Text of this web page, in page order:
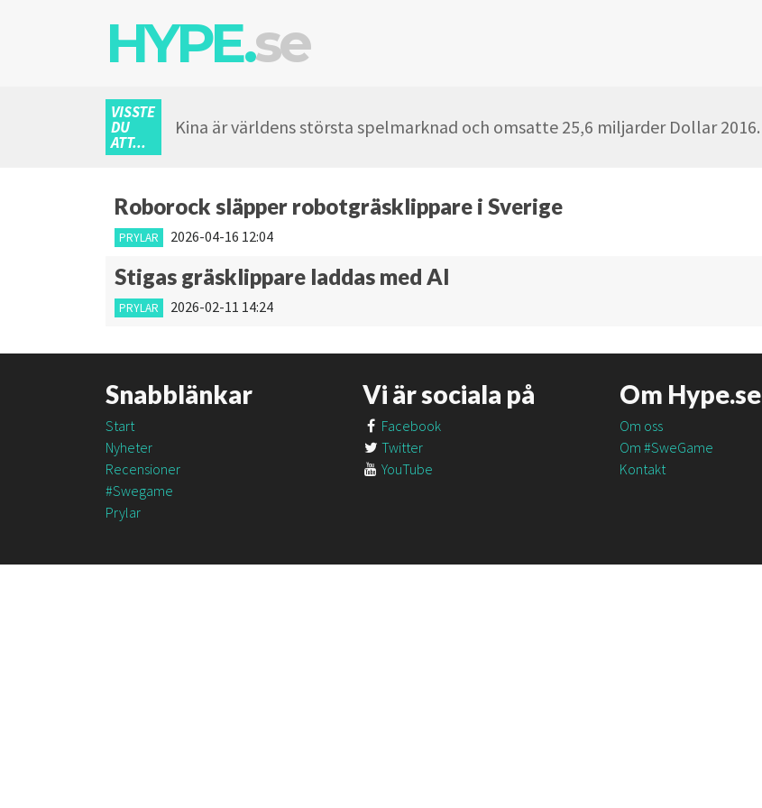
HYPE.se
VISSTE
DU
ATT...
Kina är världens största spelmarknad och omsatte 25,6 miljarder Dollar 2016.
Roborock släpper robotgräsklippare i Sverige
PRYLAR 2026-04-16 12:04
Stigas gräsklippare laddas med AI
PRYLAR 2026-02-11 14:24
Snabblänkar
Start
Nyheter
Recensioner
#Swegame
Prylar
Vi är sociala på
Facebook
Twitter
YouTube
Om Hype.se
Om oss
Om #SweGame
Kontakt